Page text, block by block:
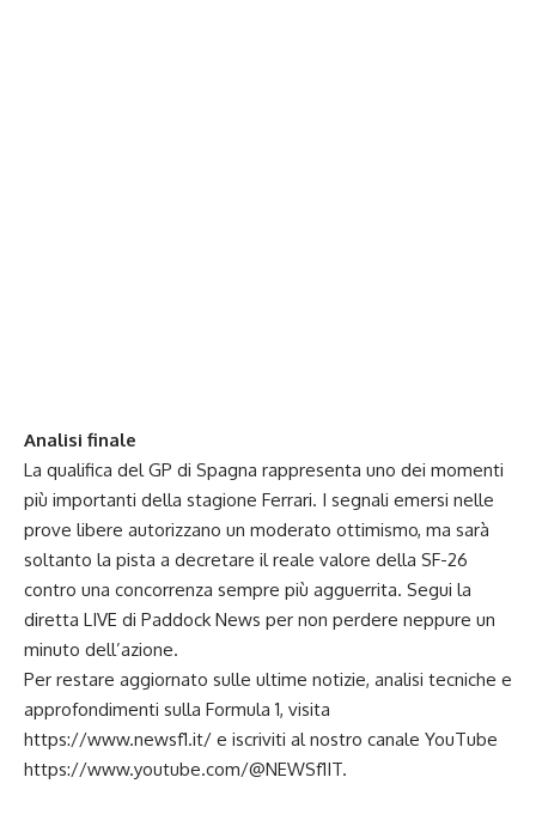
Analisi finale
La qualifica del GP di Spagna rappresenta uno dei momenti
più importanti della stagione Ferrari. I segnali emersi nelle
prove libere autorizzano un moderato ottimismo, ma sarà
soltanto la pista a decretare il reale valore della SF-26
contro una concorrenza sempre più agguerrita. Segui la
diretta LIVE di Paddock News per non perdere neppure un
minuto dell’azione.
Per restare aggiornato sulle ultime notizie, analisi tecniche e
approfondimenti sulla Formula 1, visita
https://www.newsf1.it/ e iscriviti al nostro canale YouTube
https://www.youtube.com/@NEWSf1IT.